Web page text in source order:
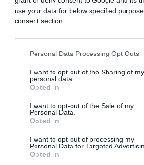
use your data for below specified
consent section.
Personal Data Processing Opt Outs
I want to opt-out of the Sharing of my
personal data.
Opted In
I want to opt-out of the Sale of my
Personal Data.
Opted In
I want to opt-out of processing my
Personal Data for Targeted
Opted In
#london #bogataši